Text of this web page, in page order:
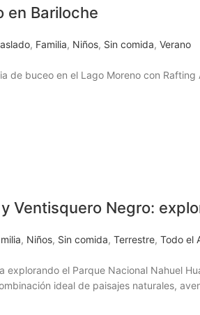
en Bariloche
, Familia, Niños, Sin comida, Verano
de buceo en el Lago Moreno con
Ventisquero Negro:
, Niños, Sin comida, Terrestre, Todo el
explorando el Parque Nacional Nahuel
ideal de paisajes naturales,